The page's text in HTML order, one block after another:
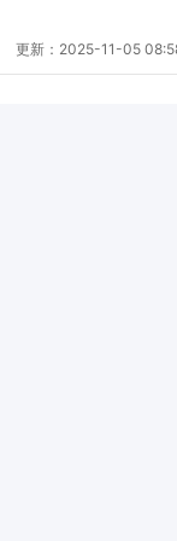
更新： 2025-11-05